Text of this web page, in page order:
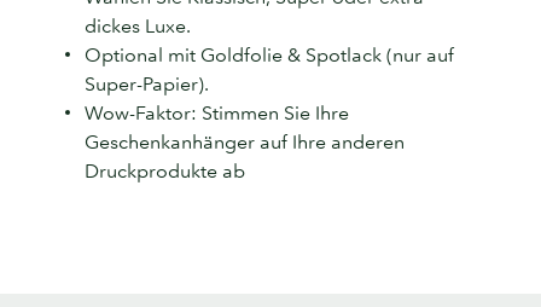
Qualitätdickes Luxe.
Optional mit Goldfolie & Spotlack (nur auf
Super-Papier).
Wow-Faktor: Stimmen Sie Ihre
Geschenkanhänger auf Ihre anderen
Druckprodukte ab